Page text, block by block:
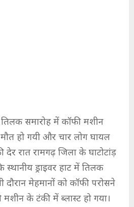
तिलक समारोह में कॉफी मशीन
हो गयी और चार लोग घायल
देर रात रामगढ़ जिला के घाटोटांड़
ड्राइवर हाट में तिलक
दौरान मेहमानों को कॉफी परोसने
के टंकी में ब्लास्ट हो गया।